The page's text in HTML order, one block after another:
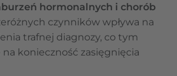
hormonalnych i chorób
czynników wpływa na
trafnej diagnozy, co tym
konieczność zasięgnięcia